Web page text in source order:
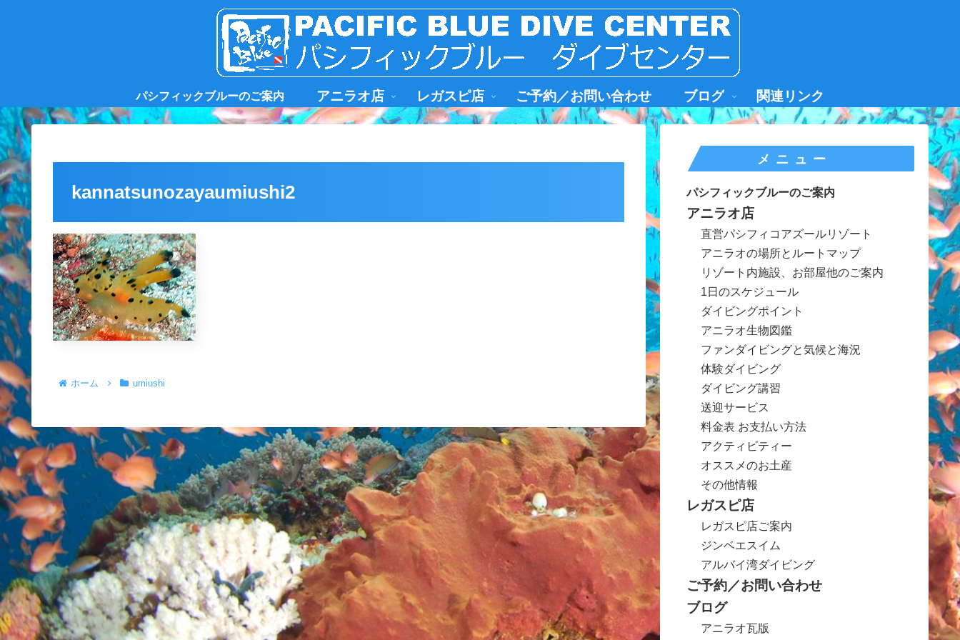
パシフィックブルーのご案内 アニラオ店 レガスピ店 ご予約／お問い合わせ ブログ 関連リンク
kannatsunozayaumiushi2
ホーム umiushi
メニュー
パシフィックブルーのご案内
アニラオ店
直営パシフィコアズールリゾート
アニラオの場所とルートマップ
リゾート内施設、お部屋他のご案内
1日のスケジュール
ダイビングポイント
アニラオ生物図鑑
ファンダイビングと気候と海況
体験ダイビング
ダイビング講習
送迎サービス
料金表 お支払い方法
アクティビティー
オススメのお土産
その他情報
レガスピ店
レガスピ店ご案内
ジンベエスイム
アルバイ湾ダイビング
ご予約／お問い合わせ
ブログ
アニラオ瓦版